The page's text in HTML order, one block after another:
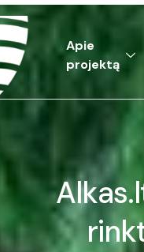
Apie
projektą